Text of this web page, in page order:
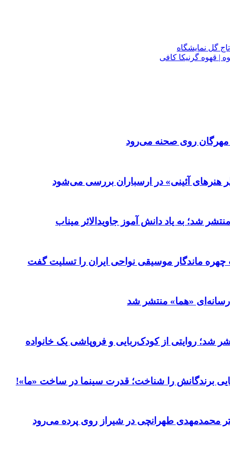
گل نمایشگاه
| قهوه گرنیکا کافی
مهرگان روی صحنه می‌رود
هنرهای آئینی» در ارسباران بررسی می‌شود
شد؛ به یاد دانش آموز جاویدالاثر میناب
ماندگار موسیقی نواحی ایران را تسلیت گفت
رسانه‌ای «هما» منتشر شد
شد؛ روایتی از کودک‌ربایی و فروپاشی یک خانواده
برندگانش را شناخت؛ قدرت سینما در ساخت «ما»!
محمدمهدی طهرانچی در شیراز روی پرده می‌رود